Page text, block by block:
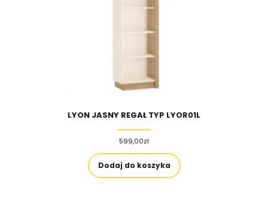
LYON JASNY REGAŁ TYP LYOR01L
599,00zł
Dodaj do koszyka